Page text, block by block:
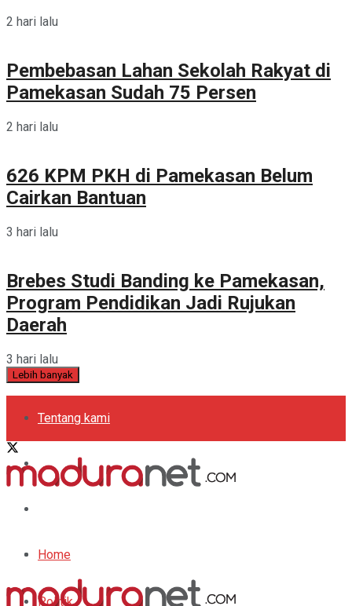
2 hari lalu
Pembebasan Lahan Sekolah Rakyat di
Pamekasan Sudah 75 Persen
2 hari lalu
626 KPM PKH di Pamekasan Belum
Cairkan Bantuan
3 hari lalu
Brebes Studi Banding ke Pamekasan,
Program Pendidikan Jadi Rujukan
Daerah
3 hari lalu
Lebih banyak
Tentang kami
Kebijakan Privasi
Periklanan
Home
Politik